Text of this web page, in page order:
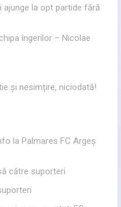
ajunge la opt partide fără
îngerilor – Nicolae
și nesimțire, niciodată!
la Palmares FC Argeș
către suporteri